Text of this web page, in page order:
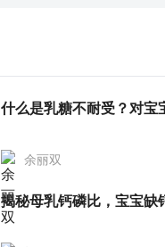
余丽双
揭秘母乳钙磷比，宝宝缺